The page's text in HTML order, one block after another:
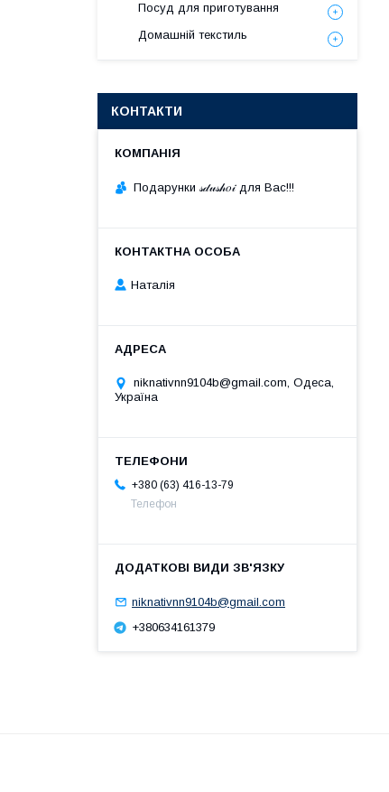
Посуд для приготування
Домашній текстиль
КОНТАКТИ
Подарунки 𝓈𝒹𝓊𝓈𝒽𝑜𝒾 для Вас!!!
Наталія
niknativnn9104b@gmail.com, Одеса,
Україна
+380 (63) 416-13-79
Телефон
niknativnn9104b@gmail.com
+380634161379